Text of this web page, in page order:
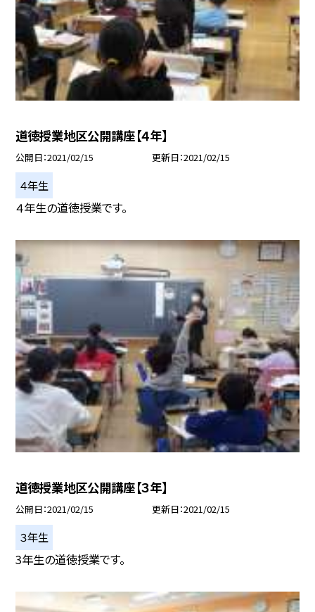
道徳授業地区公開講座【４年】
公開日 2021/02/15 更新日 2021/02/15
４年生
４年生の道徳授業です。
道徳授業地区公開講座【３年】
公開日 2021/02/15 更新日 2021/02/15
３年生
3年生の道徳授業です。